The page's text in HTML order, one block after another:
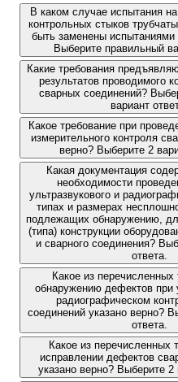
В каком случае испытания на
контрольных стыков
быть заменены
Выберите правильный
Какие требования
результатов проводимого
сварных соединений?
вариант
Какое требование при
измерительного контроля
верно? Выберите 2
Какая документация
необходимости
ультразвукового и
типах и размерах
подлежащих обнаружению,
(типа) конструкции
и сварного соединения?
ответа.
Какое из перечисленных
обнаружению дефектов при
радиографическом
соединений указано верно?
ответа.
Какое из перечисленных
исправлении дефектов
указано верно? Выберите 2